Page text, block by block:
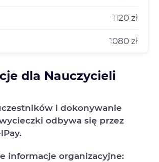
1120 zł
1080 zł
dla Nauczycieli
i dokonywanie
odbywa się przez
informacje organizacyjne: